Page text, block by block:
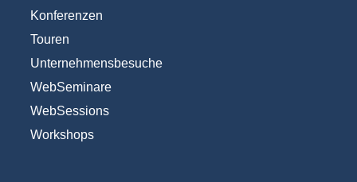
Konferenzen
Touren
Unternehmensbesuche
WebSeminare
WebSessions
Workshops